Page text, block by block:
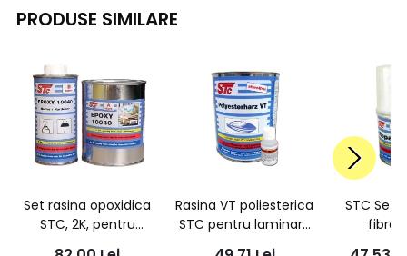
PRODUSE SIMILARE
Set rasina opoxidica
STC, 2K, pentru
turnare , A+B 0.504Kg
Rasina VT poliesterica
STC pentru laminare
fara stiren 0.5l cu
STC Set
fibra